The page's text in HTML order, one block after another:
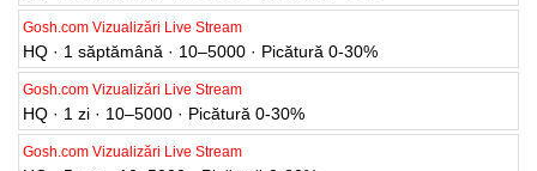
Gosh.com Vizualizări Live Stream
HQ · 1 săptămână · 10–5000 · Picătură 0-30%
Gosh.com Vizualizări Live Stream
HQ · 1 zi · 10–5000 · Picătură 0-30%
Gosh.com Vizualizări Live Stream
HQ · 5 ore · 10–5000 · Picătură 0-30%